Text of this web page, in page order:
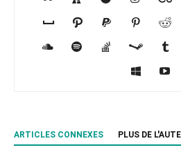
ARTICLES CONNEXES PLUS DE